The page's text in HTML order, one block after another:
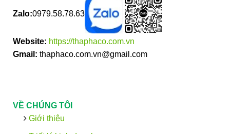
Zalo:0979.58.78.63
Website: https://thaphaco.com.vn
Gmail: thaphaco.com.vn@gmail.com
VỀ CHÚNG TÔI
Giới thiệu